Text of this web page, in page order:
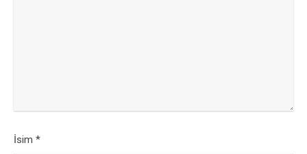
İsim *